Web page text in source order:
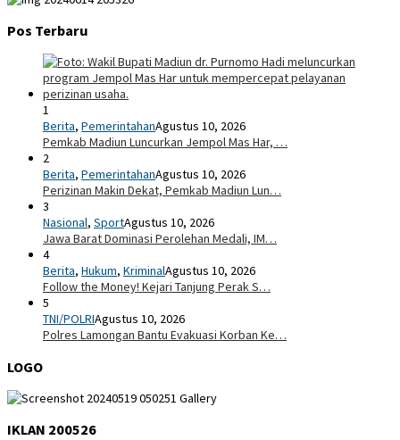
Pos Terbaru
1
Berita, PemerintahanAgustus 10, 2026
Pemkab Madiun Luncurkan Jempol Mas Har, …
2
Berita, PemerintahanAgustus 10, 2026
Perizinan Makin Dekat, Pemkab Madiun Lun…
3
Nasional, SportAgustus 10, 2026
Jawa Barat Dominasi Perolehan Medali, IM…
4
Berita, Hukum, KriminalAgustus 10, 2026
Follow the Money! Kejari Tanjung Perak S…
5
TNI/POLRIAgustus 10, 2026
Polres Lamongan Bantu Evakuasi Korban Ke…
LOGO
IKLAN 200526